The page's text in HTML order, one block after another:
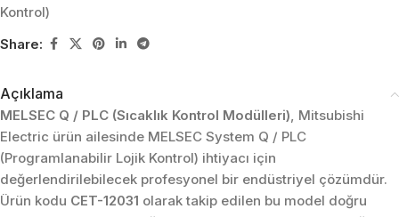
Kontrol)
Share:
Açıklama
MELSEC Q / PLC (Sıcaklık Kontrol Modülleri), Mitsubishi
Electric ürün ailesinde MELSEC System Q / PLC
(Programlanabilir Lojik Kontrol) ihtiyacı için
değerlendirilebilecek profesyonel bir endüstriyel çözümdür.
Ürün kodu CET-12031 olarak takip edilen bu model doğru